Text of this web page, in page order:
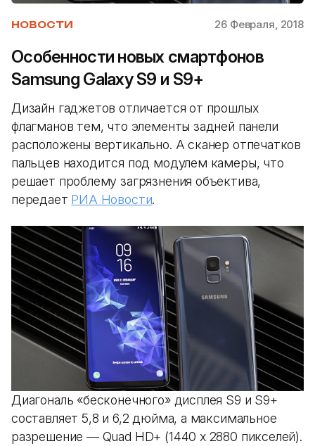
НОВОСТИ 26 Февраля, 2018
Особенности новых смартфонов
Samsung Galaxy S9 и S9+
Дизайн гаджетов отличается от прошлых
флагманов тем, что элементы задней панели
расположены вертикально. А сканер отпечатков
пальцев находится под модулем камеры, что
решает проблему загрязнения объектива,
передает РИА Новости.
Диагональ «бесконечного» дисплея S9 и S9+
составляет 5,8 и 6,2 дюйма, а максимальное
разрешение — Quad HD+ (1440 х 2880 пикселей).